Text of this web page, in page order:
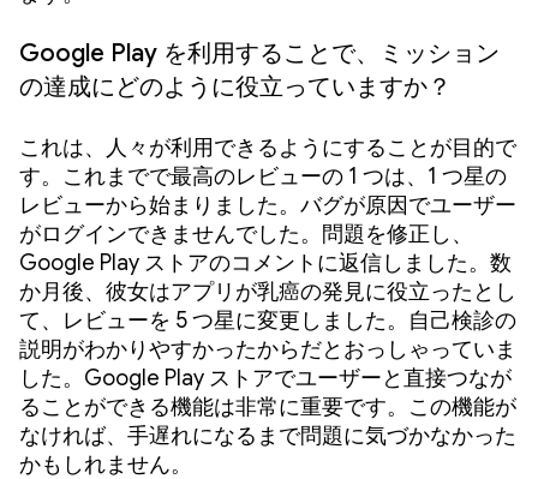
Google Play を利用することで、ミッション
の達成にどのように役立っていますか？
これは、人々が利用できるようにすることが目的で
す。これまでで最高のレビューの 1 つは、1 つ星の
レビューから始まりました。バグが原因でユーザー
がログインできませんでした。問題を修正し、
Google Play ストアのコメントに返信しました。数
か月後、彼女はアプリが乳癌の発見に役立ったとし
て、レビューを 5 つ星に変更しました。自己検診の
説明がわかりやすかったからだとおっしゃっていま
した。Google Play ストアでユーザーと直接つなが
ることができる機能は非常に重要です。この機能が
なければ、手遅れになるまで問題に気づかなかった
かもしれません。